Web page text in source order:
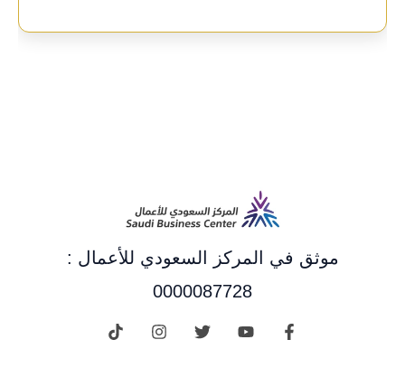
موثق في المركز السعودي للأعمال :
0000087728